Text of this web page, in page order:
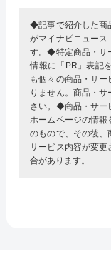
◆記事で紹介した商
がマイナビニュース
す。◆特定商品・サ
情報に「PR」表記
も個々の商品・サ
りません。商品・
さい。◆商品・サー
ホームページの情
のもので、その後、
サービス内容が変更
合があります。